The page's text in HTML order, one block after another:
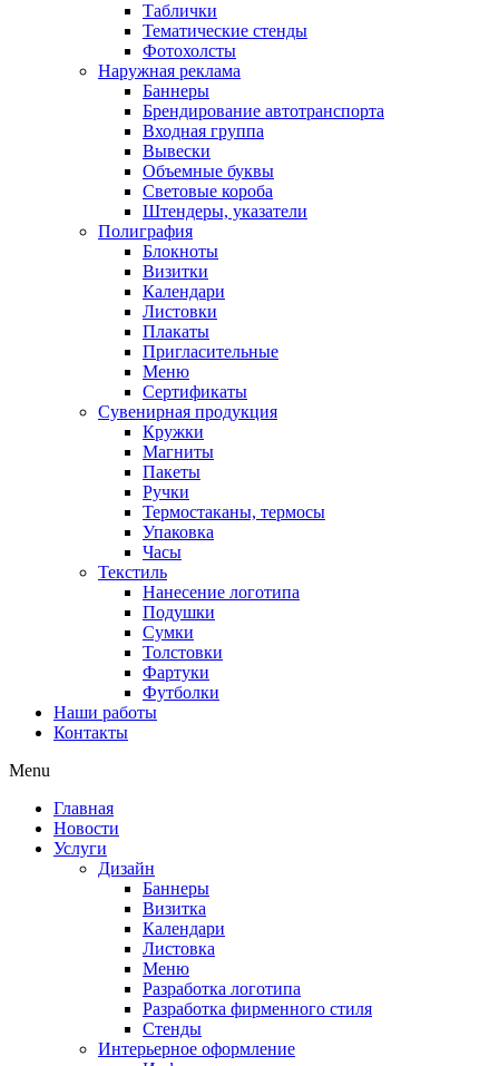
Таблички
Тематические стенды
Фотохолсты
Наружная реклама
Баннеры
Брендирование автотранспорта
Входная группа
Вывески
Объемные буквы
Световые короба
Штендеры, указатели
Полиграфия
Блокноты
Визитки
Календари
Листовки
Плакаты
Пригласительные
Меню
Сертификаты
Сувенирная продукция
Кружки
Магниты
Пакеты
Ручки
Термостаканы, термосы
Упаковка
Часы
Текстиль
Нанесение логотипа
Подушки
Сумки
Толстовки
Фартуки
Футболки
Наши работы
Контакты
Menu
Главная
Новости
Услуги
Дизайн
Баннеры
Визитка
Календари
Листовка
Меню
Разработка логотипа
Разработка фирменного стиля
Стенды
Интерьерное оформление